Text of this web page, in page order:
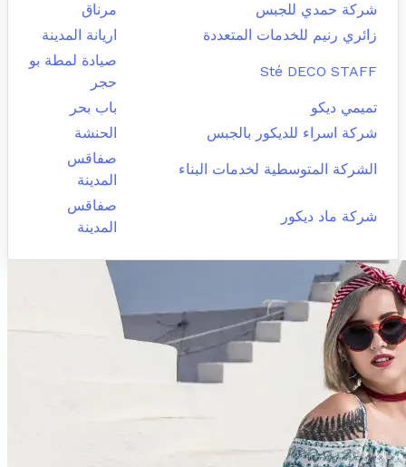
شركة حمدي للجبس
مرناق
زائري رنيم للخدمات المتعددة
اريانة المدينة
Sté DECO STAFF
صيادة لمطة بو
حجر
تميمي ديكو
باب بحر
شركة اسراء للديكور بالجبس
الحنشة
الشركة المتوسطية لخدمات البناء
صفاقس
المدينة
شركة ماد ديكور
صفاقس
المدينة